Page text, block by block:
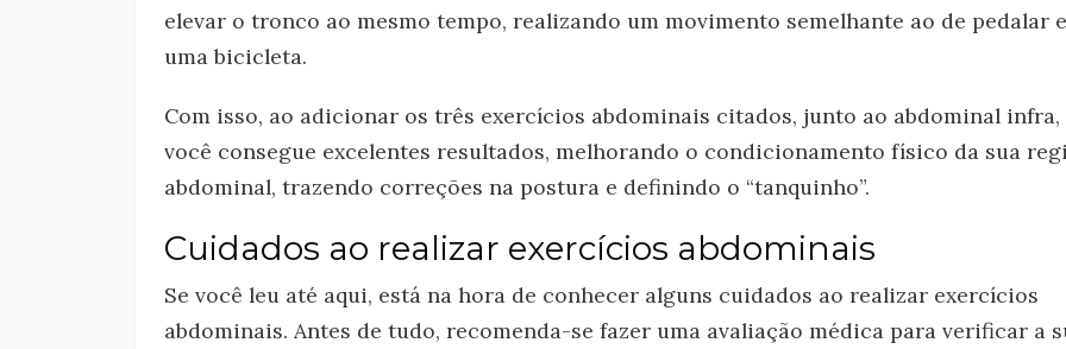
elevar o tronco ao mesmo tempo, realizando um movimento semelhante ao de pedalar
uma bicicleta.
Com isso, ao adicionar os três exercícios abdominais citados, junto ao abdominal infra,
você consegue excelentes resultados, melhorando o condicionamento físico da sua
abdominal, trazendo correções na postura e definindo o “tanquinho”.
Cuidados ao realizar exercícios abdominais
Se você leu até aqui, está na hora de conhecer alguns cuidados ao realizar exercícios
abdominais. Antes de tudo, recomenda-se fazer uma avaliação médica para verificar a